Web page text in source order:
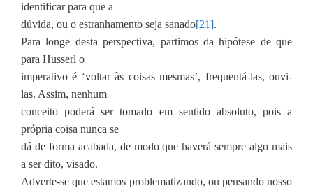
identificar para que a
dúvida, ou o estranhamento seja sanado[21].
Para longe desta perspectiva, partimos da hipótese de que
para Husserl o
imperativo é ‘voltar às coisas mesmas’, frequentá-las, ouvi-
las. Assim, nenhum
conceito poderá ser tomado em sentido absoluto, pois a
própria coisa nunca se
dá de forma acabada, de modo que haverá sempre algo mais
a ser dito, visado.
Adverte-se que estamos problematizando, ou pensando nosso